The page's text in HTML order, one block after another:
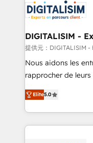
team of 25+ experts Contact us today to help you
get more from your
Implementation
drive your business forward. Since
dedicated to
team (50+), we
B2B sectors such
business services.
impact of your
detailed financial
DIGITALISIM -
提供元：DIGITALISIM
Nous aidons les
rapprocher de
DIGITALISIM, nous
réussite des
le marketing
pourquoi, nos
Elite5.0